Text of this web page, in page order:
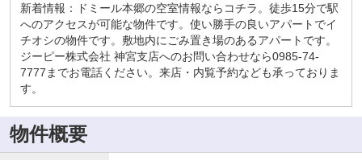
新着情報：ドミール本郷の空室情報ならコチラ。徒歩15分で駅
へのアクセスが可能な物件です。使い勝手の良いアパートでイ
チオシの物件です。敷地内にごみ置き場のあるアパートです。
ジーピー株式会社 神宮支店へのお問い合わせなら0985-74-
7777までお電話ください。来店・内覧予約なども承っておりま
す。
物件概要